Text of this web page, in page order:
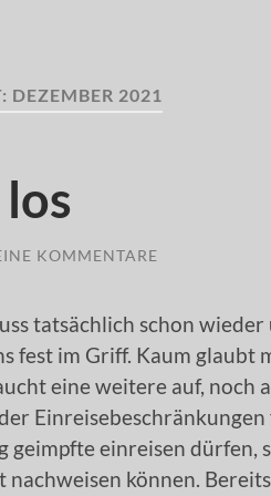
DEZEMBER 2021
KOMMENTARE
tatsächlich schon wieder
fest im Griff. Kaum glaubt
eine weitere auf, noch
Einreisebeschränkungen
geimpfte einreisen dürfen,
nachweisen können.